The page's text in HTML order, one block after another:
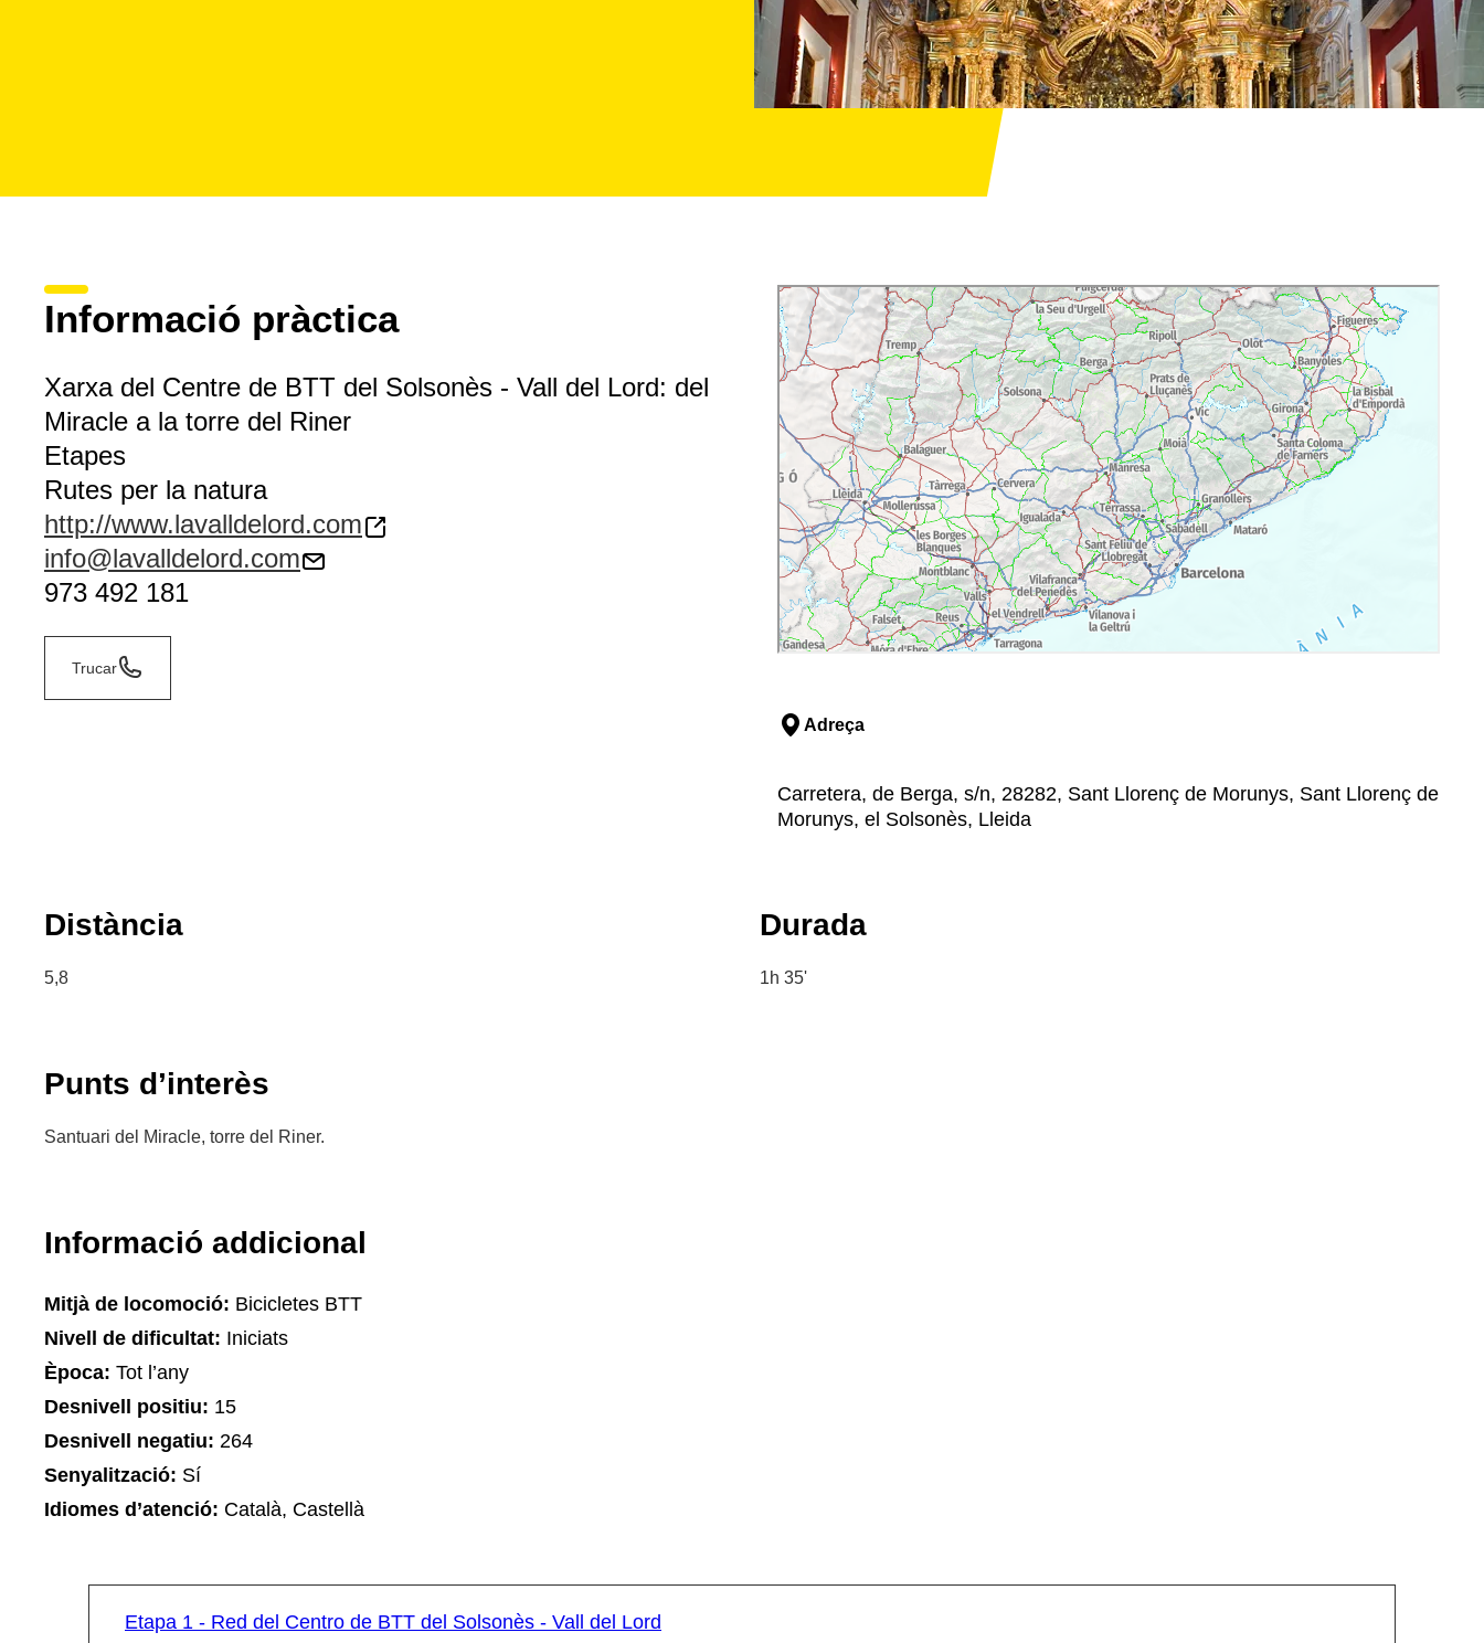
Informació pràctica
Xarxa del Centre de BTT del Solsonès - Vall del Lord: del
Miracle a la torre del Riner
Etapes
Rutes per la natura
http://www.lavalldelord.com
info@lavalldelord.com
973 492 181
Trucar
Adreça
Carretera, de Berga, s/n, 28282, Sant Llorenç de Morunys, Sant Llorenç de
Morunys, el Solsonès, Lleida
Distància
5,8
Durada
1h 35'
Punts d’interès
Santuari del Miracle, torre del Riner.
Informació addicional
Mitjà de locomoció: Bicicletes BTT
Nivell de dificultat: Iniciats
Època: Tot l’any
Desnivell positiu: 15
Desnivell negatiu: 264
Senyalització: Sí
Idiomes d’atenció: Català, Castellà
Etapa 1 - Red del Centro de BTT del Solsonès - Vall del Lord